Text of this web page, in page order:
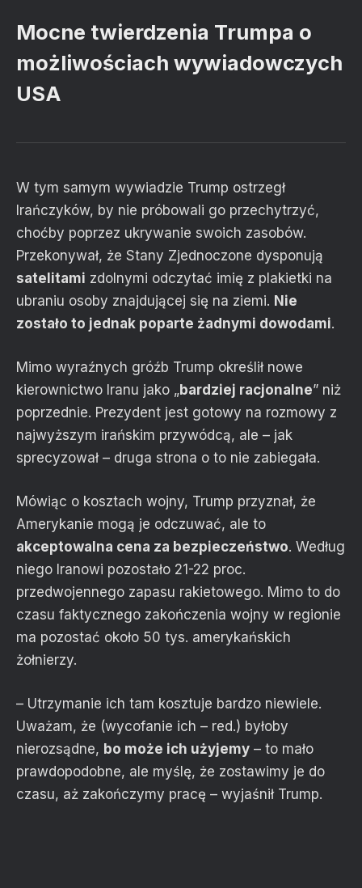
Mocne twierdzenia Trumpa o
możliwościach wywiadowczych
USA
W tym samym wywiadzie Trump ostrzegł
Irańczyków, by nie próbowali go przechytrzyć,
choćby poprzez ukrywanie swoich zasobów.
Przekonywał, że Stany Zjednoczone dysponują
satelitami zdolnymi odczytać imię z plakietki na
ubraniu osoby znajdującej się na ziemi. Nie
zostało to jednak poparte żadnymi dowodami.
Mimo wyraźnych gróźb Trump określił nowe
kierownictwo Iranu jako „bardziej racjonalne” niż
poprzednie. Prezydent jest gotowy na rozmowy z
najwyższym irańskim przywódcą, ale – jak
sprecyzował – druga strona o to nie zabiegała.
Mówiąc o kosztach wojny, Trump przyznał, że
Amerykanie mogą je odczuwać, ale to
akceptowalna cena za bezpieczeństwo. Według
niego Iranowi pozostało 21-22 proc.
przedwojennego zapasu rakietowego. Mimo to do
czasu faktycznego zakończenia wojny w regionie
ma pozostać około 50 tys. amerykańskich
żołnierzy.
– Utrzymanie ich tam kosztuje bardzo niewiele.
Uważam, że (wycofanie ich – red.) byłoby
nierozsądne, bo może ich użyjemy – to mało
prawdopodobne, ale myślę, że zostawimy je do
czasu, aż zakończymy pracę – wyjaśnił Trump.